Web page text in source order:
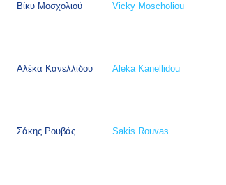
Βίκυ Μοσχολιού Vicky Moscholiou
Αλέκα Κανελλίδου Aleka Kanellidou
Σάκης Ρουβάς Sakis Rouvas